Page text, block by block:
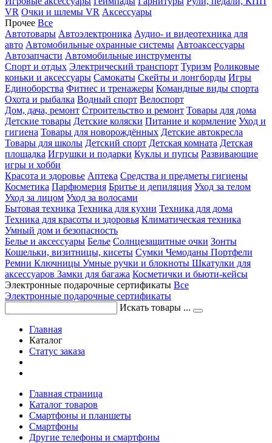
VR Очки и шлемы VR Аксессуары
Прочее Все
Автотовары Автоэлектроника Аудио- и видеотехника для
авто Автомобильные охранные системы Автоаксессуары
Автозапчасти Автомобильные инструменты
Спорт и отдых Электрический транспорт Туризм Роликовые
коньки и аксессуары Самокаты Скейты и лонгборды Игры
Единоборства Фитнес и тренажеры Командные виды спорта
Охота и рыбалка Водный спорт Велоспорт
Дом, дача, ремонт Строительство и ремонт Товары для дома
Детские товары Детские коляски Питание и кормление Уход и
гигиена Товары для новорождённых Детские автокресла
Товары для школы Детский спорт Детская комната Детская
площадка Игрушки и подарки Куклы и пупсы Развивающие
игры и хобби
Красота и здоровье Аптека Средства и предметы гигиены
Косметика Парфюмерия Бритье и депиляция Уход за телом
Уход за лицом Уход за волосами
Бытовая техника Техника для кухни Техника для дома
Техника для красоты и здоровья Климатическая техника
Умный дом и безопасность
Белье и аксессуары Белье Солнцезащитные очки Зонты
Кошельки, визитницы, кисеты Сумки Чемоданы Портфели
Ремни Ключницы Умные ручки и блокноты Шкатулки для
аксессуаров Замки для багажа Косметички и бьюти-кейсы
Электронные подарочные сертификаты Все
Электронные подарочные сертификаты
Искать товары ...
Главная
Каталог
Статус заказа
Главная страница
Каталог товаров
Смартфоны и планшеты
Смартфоны
Другие телефоны и смартфоны